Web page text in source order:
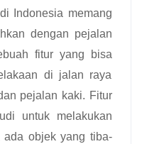
Indonesia memang
dengan pejalan
fitur yang bisa
di jalan raya
pejalan kaki. Fitur
untuk melakukan
ada objek yang tiba-